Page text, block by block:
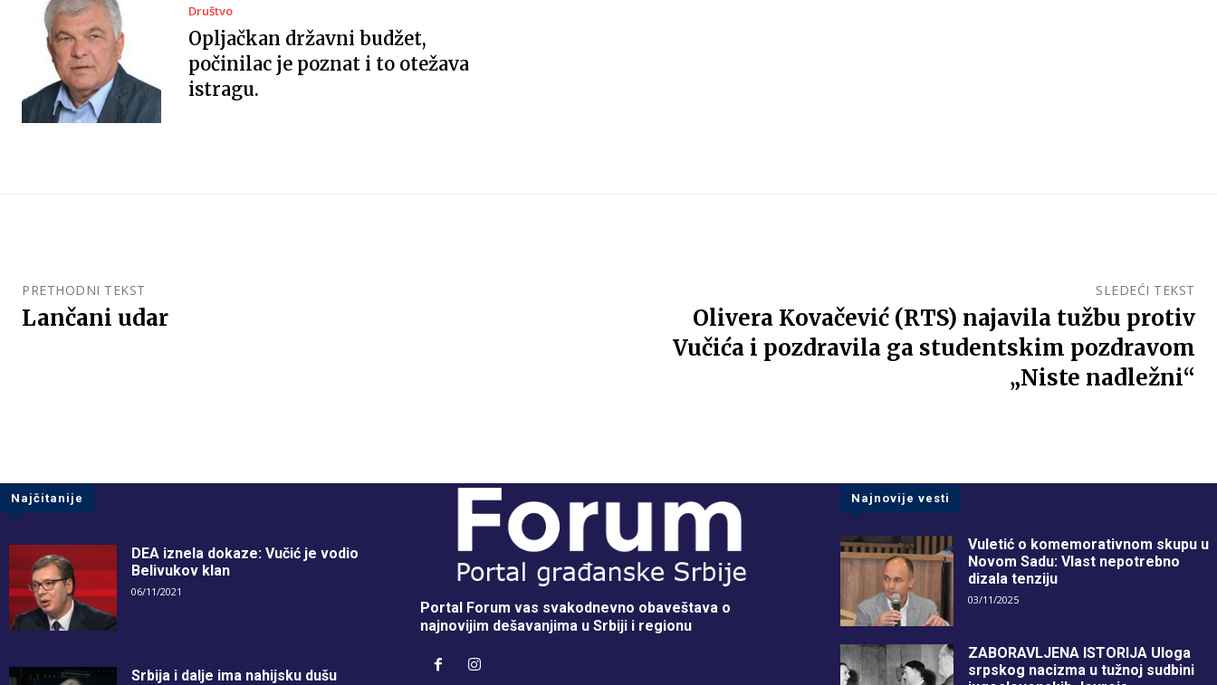
Društvo
Opljačkan državni budžet,
počinilac je poznat i to otežava
istragu.
PRETHODNI TEKST
Lančani udar
SLEDEĆI TEKST
Olivera Kovačević (RTS) najavila tužbu protiv
Vučića i pozdravila ga studentskim pozdravom
„Niste nadležni“
Najčitanije
DEA iznela dokaze: Vučić je vodio
Belivukov klan
06/11/2021
Srbija i dalje ima nahijsku dušu
Portal Forum vas svakodnevno obaveštava o
najnovijim dešavanjima u Srbiji i regionu
Najnovije vesti
Vuletić o komemorativnom skupu u
Novom Sadu: Vlast nepotrebno
dizala tenziju
03/11/2025
ZABORAVLJENA ISTORIJA Uloga
srpskog nacizma u tužnoj sudbini